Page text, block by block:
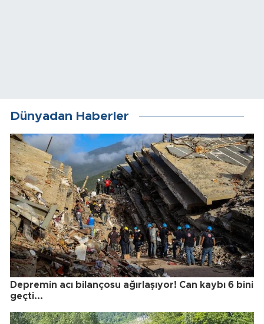
Dünyadan Haberler
Depremin acı bilançosu ağırlaşıyor! Can kaybı 6 bini
geçti...